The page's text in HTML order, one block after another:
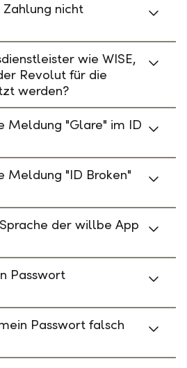
nicht
wie WISE,
Revolut für die
werden?
Meldung "Glare" im ID
Meldung "ID Broken"
der willbe App
Passwort
Passwort falsch